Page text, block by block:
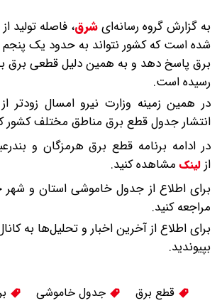
به گزارش گروه رسانه‌ایشرق، فاصله تولید
شده است که کشور نتواند به حدود یک
برق پاسخ دهد و به همین دلیل قطعی برق
رسیده است.
در همین زمینه وزارت نیرو امسال زودتر
انتشار جدول قطع برق مناطق مختلف کشور
در ادامه برنامه قطع برق هرمزگان و
از لینک مشاهده کنید.
برای اطلاع از جدول خاموشی استان و شهر
مراجعه کنید.
برای اطلاع از آخرین اخبار و تحلیل‌ها به
بپیوندید.
قطع برق جدول خاموشی